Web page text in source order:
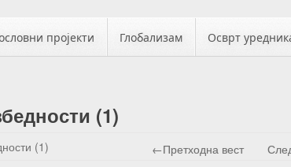
пројекти Глобализам Осврт
(1)
(1) ←Претходна вест